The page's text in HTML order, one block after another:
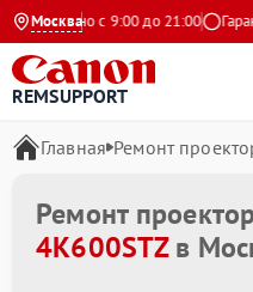
Москвас 9:00 до 21:00
REMSUPPORT
Главная Ремонт
Ремонт
4K600STZв